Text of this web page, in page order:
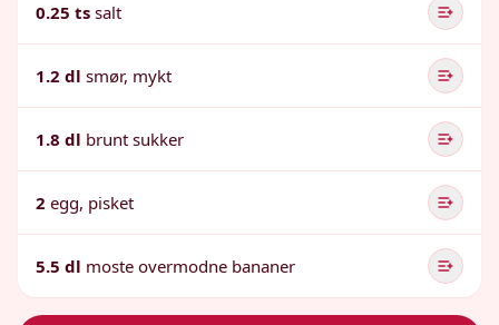
0.25 ts salt
1.2 dl smør, mykt
1.8 dl brunt sukker
2 egg, pisket
5.5 dl moste overmodne bananer